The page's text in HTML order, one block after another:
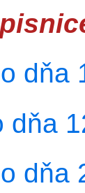
dňa
dňa
dňa